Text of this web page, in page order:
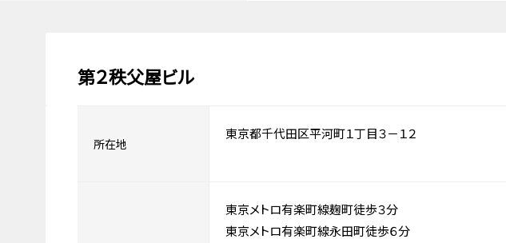
第２秩父屋ビル
所在地
東京都千代田区平河町１丁目３－１２
東京メトロ有楽町線麹町徒歩３分
東京メトロ有楽町線永田町徒歩６分